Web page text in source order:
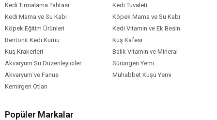
Kedi Tırmalama Tahtası
Kedi Tuvaleti
Kedi Mama ve Su Kabı
Köpek Mama ve Su Kabı
Köpek Eğitim Ürünleri
Kedi Vitamin ve Ek Besin
Bentonit Kedi Kumu
Kuş Kafesi
Kuş Krakerleri
Balık Vitamin ve Mineral
Akvaryum Su Düzenleyiciler
Sürüngen Yemi
Akvaryum ve Fanus
Muhabbet Kuşu Yemi
Kemirgen Otları
Popüler Markalar